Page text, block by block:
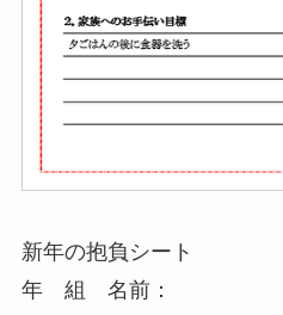
新年の抱負シート
年 組 名前：